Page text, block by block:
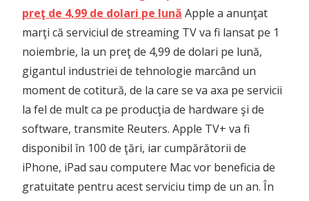
preţ de 4,99 de dolari pe lună Apple a anunţat
marţi că serviciul de streaming TV va fi lansat pe 1
noiembrie, la un preţ de 4,99 de dolari pe lună,
gigantul industriei de tehnologie marcând un
moment de cotitură, de la care se va axa pe servicii
la fel de mult ca pe producţia de hardware şi de
software, transmite Reuters. Apple TV+ va fi
disponibil în 100 de ţări, iar cumpărătorii de
iPhone, iPad sau computere Mac vor beneficia de
gratuitate pentru acest serviciu timp de un an. În